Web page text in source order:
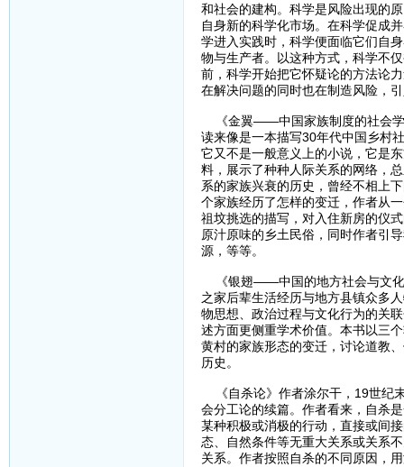
和社会的建构。科学是风险出现的
自身新的科学化市场。在科学促成
学进入实践时，科学便面临它们自
物与生产者。以这种方式，科学不
前，科学开始把它怀疑论的方法论
在解决问题的同时也在制造风险，
《金翼——中国家族制度的社会学
读来像是一本描写30年代中国乡村
它又不是一般意义上的小说，它是
料，展示了种种人际关系的网络，
系的家族兴衰的历史，曾经不相上
个家族经历了怎样的变迁，作者从
祖坟挑选的描写，对入住新房的仪
原汁原味的乡土民俗，同时作者引
源，等等。
《银翅——中国的地方社会与文化
之家后辈生活经历与地方县镇众多
物思想、政治过程与文化行为的关
述方面更侧重学术价值。本书以三
黄村的家族形态的变迁，讨论道教
历史。
《自杀论》作者涂尔干，19世纪
会分工论的续篇。作者看来，自杀
某种积极或消极的行动，直接或间
态、自然条件等无重大关系或关系
关系。作者按照自杀的不同原因，